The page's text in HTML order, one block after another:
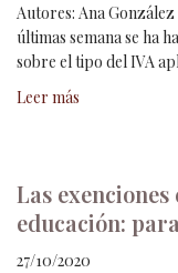
Autores: Ana
últimas semana se ha
sobre el tipo del IVA
Leer más
Las exenciones
educación:
27/10/2020